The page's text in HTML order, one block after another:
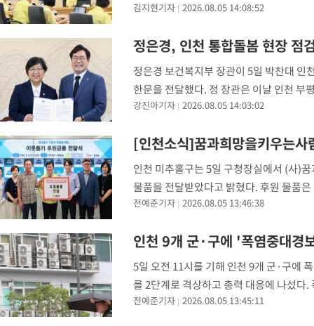
보를 위한 추가 대책을 마련했다. 또 무더
김지현기자 2026.08.05 14:08:52
정은경, 인천 통합돌봄 현장
정은경 보건복지부 장관이 5일 박찬대 인
한문을 전달했다. 정 장관은 이날 인천 부
사·사회복지사로 구성된 다학제팀의 재
강진아기자 2026.08.05 14:03:02
[인천소식]꿈과희망을키우는
인천 미추홀구는 5일 구청장실에서 (사)
물품을 전달받았다고 밝혔다. 후원 물품
수 손태진의 앨범으로 구성됐다. 해당 물
전예준기자 2026.08.05 13:46:38
인천 9개 군·구에 '폭염중대
5일 오전 11시를 기해 인천 9개 군·구에
를 2단계로 격상하고 총력 대응에 나섰다
가 예상될 때 발표되는 최고 수준의 폭염
전예준기자 2026.08.05 13:45:11